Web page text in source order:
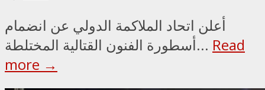
أعلن اتحاد الملاكمة الدولي عن انضمام
أسطورة الفنون القتالية المختلطة... Read
more →